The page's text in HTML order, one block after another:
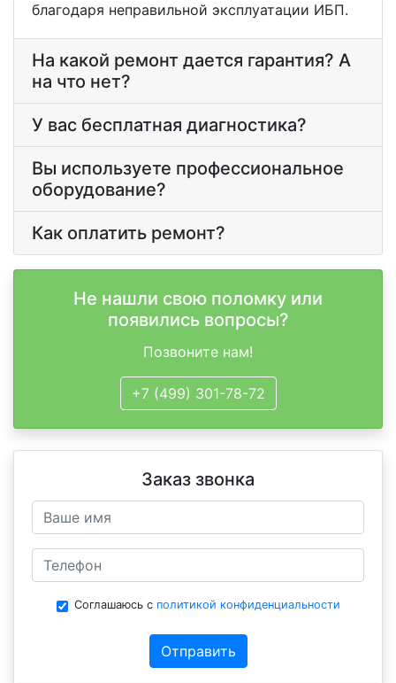
благодаря неправильной эксплуатации ИБП.
На какой ремонт дается гарантия? А
на что нет?
У вас бесплатная диагностика?
Вы используете профессиональное
оборудование?
Как оплатить ремонт?
Не нашли свою поломку или
появились вопросы?
Позвоните нам!
+7 (499) 301-78-72
Заказ звонка
Соглашаюсь с политикой конфиденциальности
Отправить